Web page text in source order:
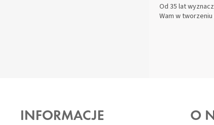
Od 35 lat
Wam w
INFORMACJE
O